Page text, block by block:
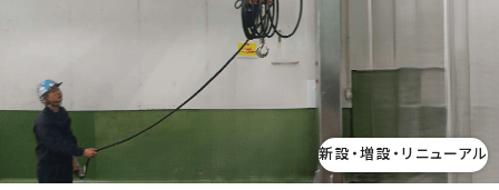
新設・増設・リニューアル